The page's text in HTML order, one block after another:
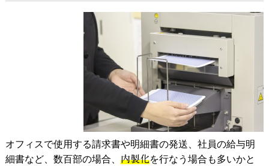
オフィスで使用する請求書や明細書の発送、社員の給与明
細書など、数百部の場合、 内製化を行なう場合も多いかと